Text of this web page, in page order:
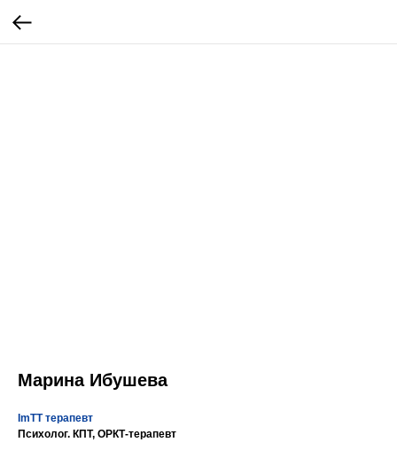
Марина Ибушева
ImTT терапевт
Психолог. КПТ, ОРКТ-терапевт